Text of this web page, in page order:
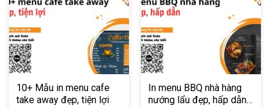
10+ Mẫu in menu cafe
take away đẹp, tiện lợi
In menu BBQ nhà hàng
nướng lẩu đẹp, hấp dẫn